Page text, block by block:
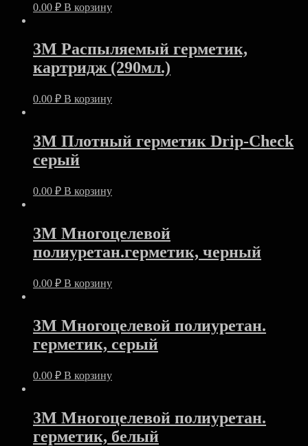
0.00 ₽ В корзину
3M Распыляемый герметик,
картридж (290мл.)
0.00 ₽ В корзину
3M Плотный герметик Drip-Check
серый
0.00 ₽ В корзину
3M Многоцелевой
полиуретан.герметик, черный
0.00 ₽ В корзину
3M Многоцелевой полиуретан.
герметик, серый
0.00 ₽ В корзину
3M Многоцелевой полиуретан.
герметик, белый